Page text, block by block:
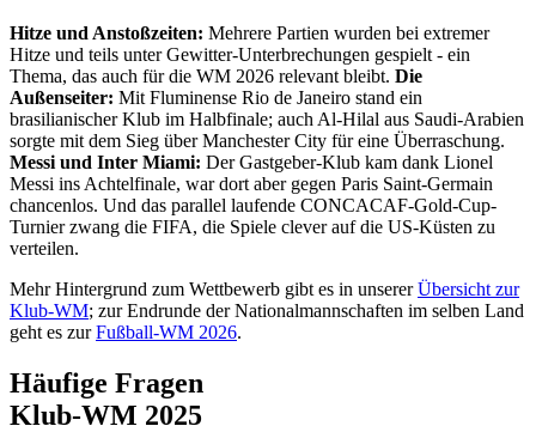
Hitze und Anstoßzeiten: Mehrere Partien wurden bei extremer
Hitze und teils unter Gewitter-Unterbrechungen gespielt - ein
Thema, das auch für die WM 2026 relevant bleibt. Die
Außenseiter: Mit Fluminense Rio de Janeiro stand ein
brasilianischer Klub im Halbfinale; auch Al-Hilal aus Saudi-Arabien
sorgte mit dem Sieg über Manchester City für eine Überraschung.
Messi und Inter Miami: Der Gastgeber-Klub kam dank Lionel
Messi ins Achtelfinale, war dort aber gegen Paris Saint-Germain
chancenlos. Und das parallel laufende CONCACAF-Gold-Cup-
Turnier zwang die FIFA, die Spiele clever auf die US-Küsten zu
verteilen.
Mehr Hintergrund zum Wettbewerb gibt es in unsererÜbersicht zur
Klub-WM; zur Endrunde der Nationalmannschaften im selben Land
geht es zurFußball-WM 2026.
Häufige Fragen
Klub-WM 2025